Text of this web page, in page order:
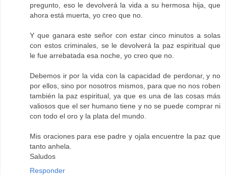
pregunto, eso le devolverá la vida a su hermosa hija, que
ahora está muerta, yo creo que no.
Y que ganara este señor con estar cinco minutos a solas
con estos criminales, se le devolverá la paz espiritual que
le fue arrebatada esa noche, yo creo que no.
Debemos ir por la vida con la capacidad de perdonar, y no
por ellos, sino por nosotros mismos, para que no nos roben
también la paz espiritual, ya que es una de las cosas más
valiosos que el ser humano tiene y no se puede comprar ni
con todo el oro y la plata del mundo.
Mis oraciones para ese padre y ojala encuentre la paz que
tanto anhela.
Saludos
Responder